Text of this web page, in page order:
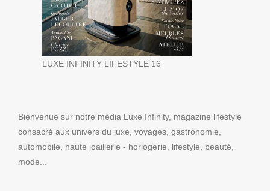
LUXE INFINITY LIFESTYLE 16
Bienvenue sur notre média Luxe Infinity, magazine lifestyle
consacré aux univers du luxe, voyages, gastronomie,
automobile, haute joaillerie - horlogerie, lifestyle, beauté,
mode...